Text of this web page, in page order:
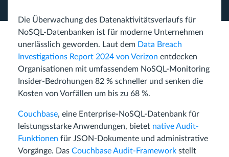
Die Überwachung des Datenaktivitätsverlaufs für
NoSQL-Datenbanken ist für moderne Unternehmen
unerlässlich geworden. Laut dem Data Breach
Investigations Report 2024 von Verizon entdecken
Organisationen mit umfassendem NoSQL-Monitoring
Insider-Bedrohungen 82 % schneller und senken die
Kosten von Vorfällen um bis zu 68 %.
Couchbase, eine Enterprise-NoSQL-Datenbank für
leistungsstarke Anwendungen, bietet native Audit-
Funktionen für JSON-Dokumente und administrative
Vorgänge. Das Couchbase Audit-Framework stellt